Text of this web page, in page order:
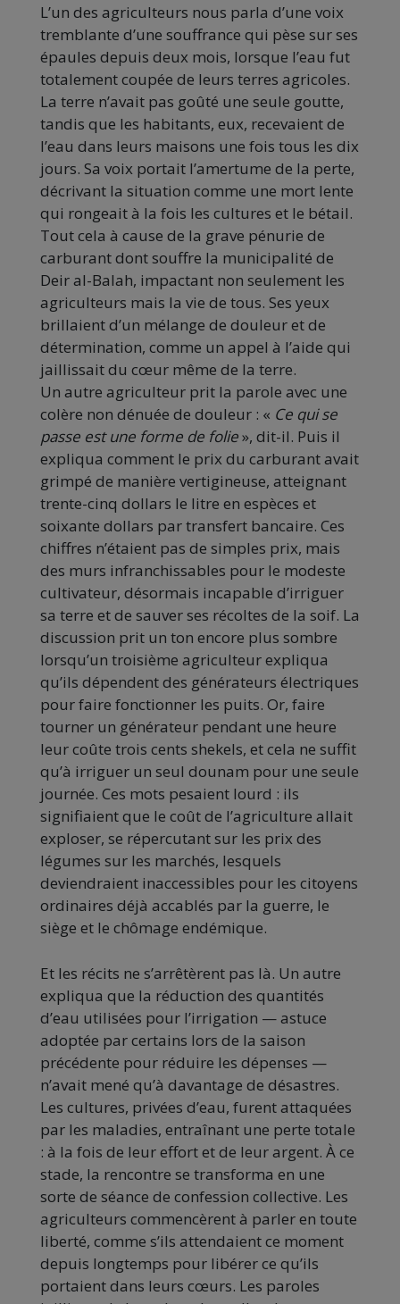
L’un des agriculteurs nous parla d’une voix
tremblante d’une souffrance qui pèse sur ses
épaules depuis deux mois, lorsque l’eau fut
totalement coupée de leurs terres agricoles.
La terre n’avait pas goûté une seule goutte,
tandis que les habitants, eux, recevaient de
l’eau dans leurs maisons une fois tous les dix
jours. Sa voix portait l’amertume de la perte,
décrivant la situation comme une mort lente
qui rongeait à la fois les cultures et le bétail.
Tout cela à cause de la grave pénurie de
carburant dont souffre la municipalité de
Deir al-Balah, impactant non seulement les
agriculteurs mais la vie de tous. Ses yeux
brillaient d’un mélange de douleur et de
détermination, comme un appel à l’aide qui
jaillissait du cœur même de la terre.
Un autre agriculteur prit la parole avec une
colère non dénuée de douleur : « Ce qui se
passe est une forme de folie», dit-il. Puis il
expliqua comment le prix du carburant avait
grimpé de manière vertigineuse, atteignant
trente-cinq dollars le litre en espèces et
soixante dollars par transfert bancaire. Ces
chiffres n’étaient pas de simples prix, mais
des murs infranchissables pour le modeste
cultivateur, désormais incapable d’irriguer
sa terre et de sauver ses récoltes de la soif. La
discussion prit un ton encore plus sombre
lorsqu’un troisième agriculteur expliqua
qu’ils dépendent des générateurs électriques
pour faire fonctionner les puits. Or, faire
tourner un générateur pendant une heure
leur coûte trois cents shekels, et cela ne suffit
qu’à irriguer un seul dounam pour une seule
journée. Ces mots pesaient lourd : ils
signifiaient que le coût de l’agriculture allait
exploser, se répercutant sur les prix des
légumes sur les marchés, lesquels
deviendraient inaccessibles pour les citoyens
ordinaires déjà accablés par la guerre, le
siège et le chômage endémique.
Et les récits ne s’arrêtèrent pas là. Un autre
expliqua que la réduction des quantités
d’eau utilisées pour l’irrigation — astuce
adoptée par certains lors de la saison
précédente pour réduire les dépenses —
n’avait mené qu’à davantage de désastres.
Les cultures, privées d’eau, furent attaquées
par les maladies, entraînant une perte totale
: à la fois de leur effort et de leur argent. À ce
stade, la rencontre se transforma en une
sorte de séance de confession collective. Les
agriculteurs commencèrent à parler en toute
liberté, comme s’ils attendaient ce moment
depuis longtemps pour libérer ce qu’ils
portaient dans leurs cœurs. Les paroles